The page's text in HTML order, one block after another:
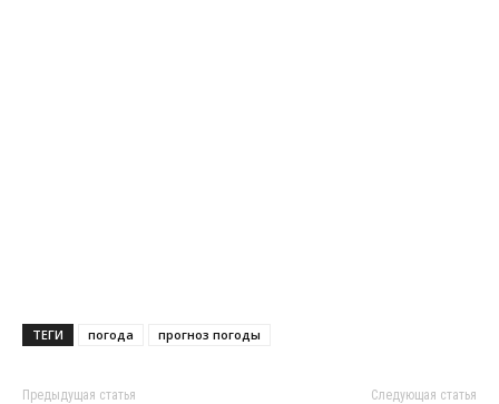
ТЕГИ погода прогноз погоды
Предыдущая статья Следующая статья